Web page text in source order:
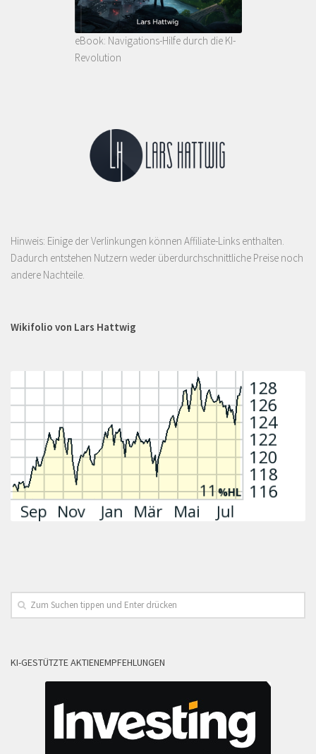
eBook: Navigations-Hilfe durch die KI-
Revolution
Hinweis: Einige der Verlinkungen können Affiliate-Links enthalten.
Dadurch entstehen Nutzern weder überdurchschnittliche Preise noch
andere Nachteile.
Wikifolio von Lars Hattwig
KI-GESTÜTZTE AKTIENEMPFEHLUNGEN